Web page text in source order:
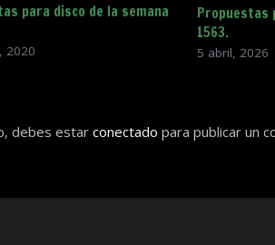
para disco de la semana
2020
Propuestas
1563.
5 abril, 2026
debes estarconectado para publicar un